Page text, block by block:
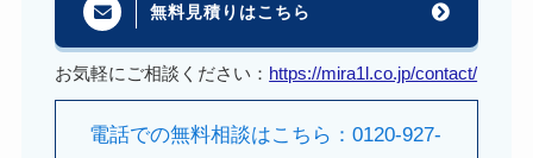
無料見積りはこちら
お気軽にご相談ください： https://mira1l.co.jp/contact/
電話での無料相談はこちら：0120-927-